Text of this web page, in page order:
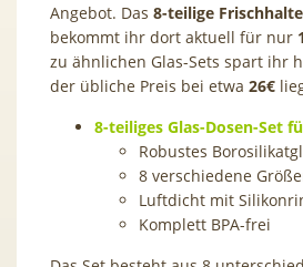
Angebot. Das 8-teilige
bekommt ihr dort aktuell für nur
zu ähnlichen Glas-Sets spart ihr
der übliche Preis bei etwa 26€
8-teiliges Glas-Dosen-Set
Robustes
8 verschiedene
Luftdicht mit
Komplett BPA-frei